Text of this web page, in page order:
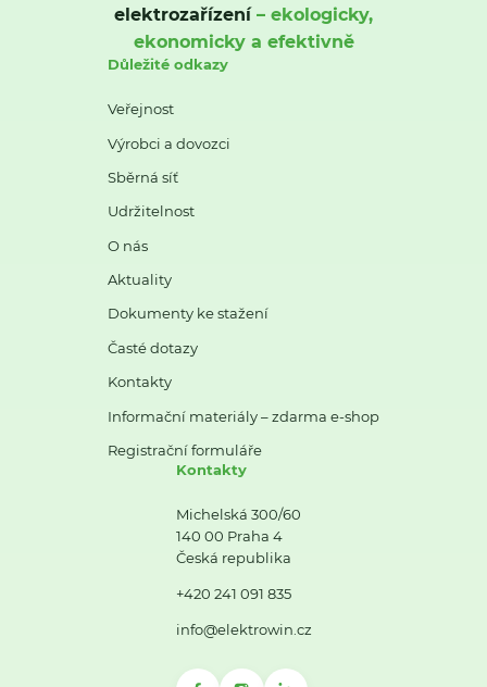
elektrozařízení– ekologicky,
ekonomicky a efektivně
Důležité odkazy
Veřejnost
Výrobci a dovozci
Sběrná síť
Udržitelnost
O nás
Aktuality
Dokumenty ke stažení
Časté dotazy
Kontakty
Informační materiály – zdarma e-shop
Registrační formuláře
Kontakty
Michelská 300/60
140 00 Praha 4
Česká republika
+420 241 091 835
info@elektrowin.cz